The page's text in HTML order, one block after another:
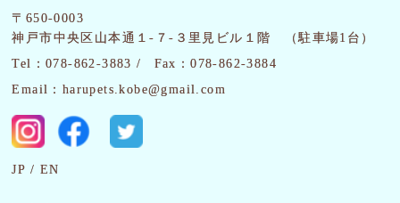
〒650-0003
神戸市中央区山本通１-７-３里見ビル１階 （駐車場1台）
Tel：078-862-3883 /
Fax：078-862-3884
Email：harupets.kobe@gmail.com
JP EN